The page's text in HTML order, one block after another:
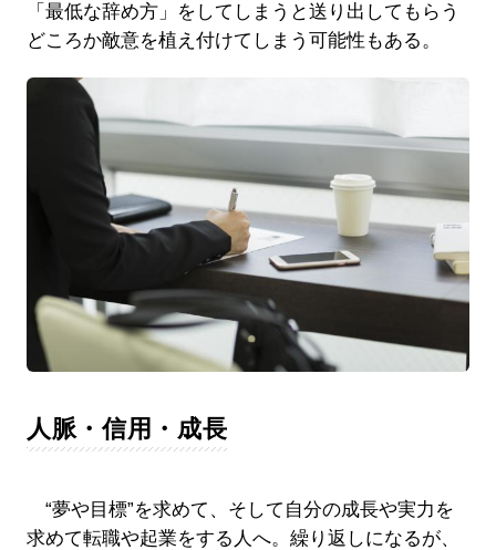
「最低な辞め方」をしてしまうと送り出してもらう
どころか敵意を植え付けてしまう可能性もある。
人脈・信用・成長
“夢や目標”を求めて、そして自分の成長や実力を
求めて転職や起業をする人へ。繰り返しになるが、